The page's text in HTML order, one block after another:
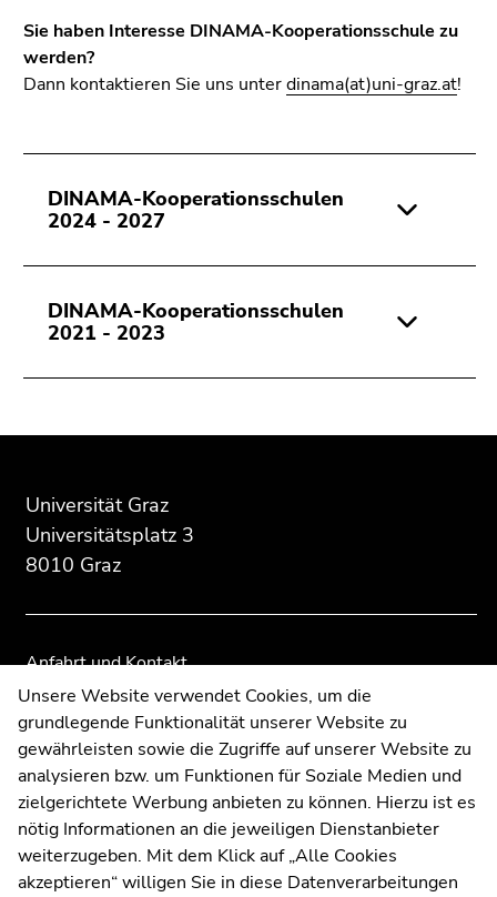
Sie haben Interesse DINAMA-Kooperationsschule zu
werden?
Dann kontaktieren Sie uns unterdinama(at)uni-graz.at!
DINAMA-Kooperationsschulen
2024 - 2027
DINAMA-Kooperationsschulen
2021 - 2023
Seitenbereichs:
Zusatzinformationen:
Universität Graz
Universitätsplatz 3
8010 Graz
Anfahrt und Kontakt
Kommunikation und Öffentlichkeitsarbeit
Moodle
UNIGRAZonline
Impressum
Datenschutzerklärung
Cookie-Einstellungen
Barrierefreiheitserklärung
Seitenbereichs.
Übersicht
Seitenbereichs.
Übersicht
Unsere Website verwendet Cookies, um die
grundlegende Funktionalität unserer Website zu
gewährleisten sowie die Zugriffe auf unserer Website zu
analysieren bzw. um Funktionen für Soziale Medien und
zielgerichtete Werbung anbieten zu können. Hierzu ist es
nötig Informationen an die jeweiligen Dienstanbieter
weiterzugeben. Mit dem Klick auf „Alle Cookies
akzeptieren“ willigen Sie in diese Datenverarbeitungen